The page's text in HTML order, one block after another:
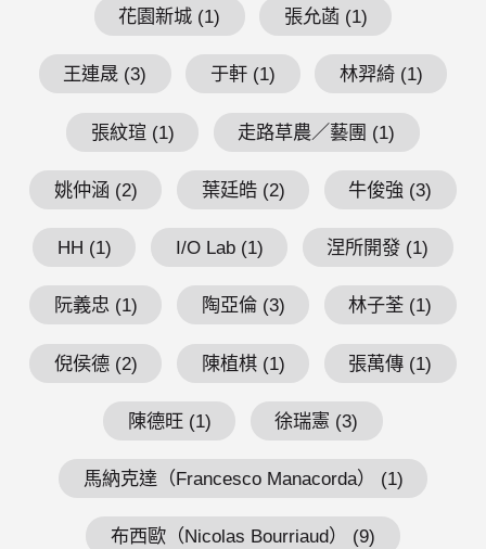
花園新城 (1) 張允菡 (1)
王連晟 (3) 于軒 (1) 林羿綺 (1)
張紋瑄 (1) 走路草農／藝團 (1)
姚仲涵 (2) 葉廷皓 (2) 牛俊強 (3)
HH (1) I/O Lab (1) 涅所開發 (1)
阮義忠 (1) 陶亞倫 (3) 林子荃 (1)
倪侯德 (2) 陳植棋 (1) 張萬傳 (1)
陳德旺 (1) 徐瑞憲 (3)
馬納克達（Francesco Manacorda） (1)
布西歐（Nicolas Bourriaud） (9)